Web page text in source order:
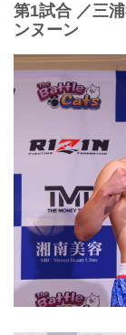
第1試合 ／三
ンヌーン